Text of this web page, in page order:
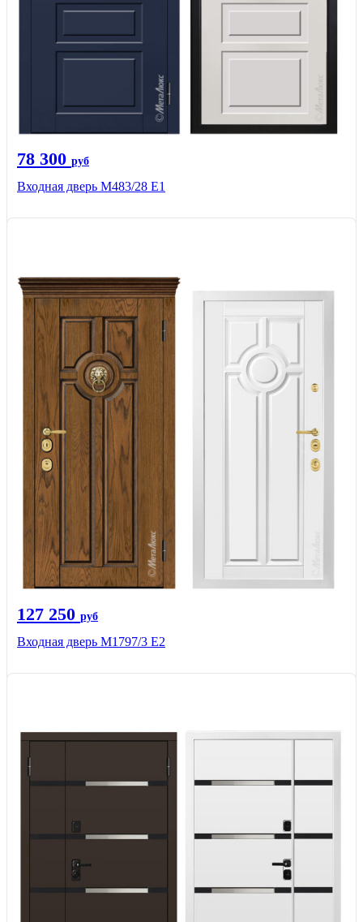
78 300 руб
Входная дверь М483/28 Е1
127 250 руб
Входная дверь М1797/3 Е2